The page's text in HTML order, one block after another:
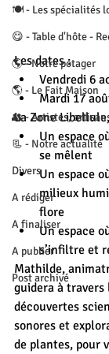
🍽 - Les spécialités
😋 - Table d'hôte -
🌎 - Notre potager
🌎 - Le Fait Maison
👥 - Artistes,
📃 - Notre actualité
Divers
A rédiger
A finaliser
A publier
Post archivé
Les dates :
Vendredi 6
Mardi 17
La Zone
Un espace
se mêlent
Un espace
milieux
flore
Un espace
s’infiltre et
Mathilde,
guidera à
découvertes
sonores et
de plantes, pour